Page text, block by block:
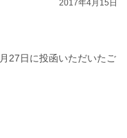
2017年4月15日
27日に投函いただいたご